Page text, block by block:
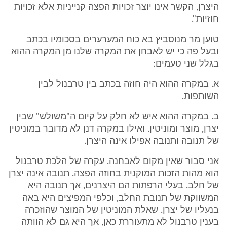
היצרן, הקשר אינו יוצר זכויות הפצה קנייניות אלא זכויות
חוזיות".
טוען מר מנוסביץ בא כוח המערערים בסכומיו בכתב
ובעל פה כי יש לאבחן את המקרה שלנו מן המקרה ההוא
בגלל שני טעמים:
א. במקרה ההוא היה חוזה בכתב בין טרבנול לבין
השותפות.
ב. במקרה ההוא איש לא חלק על קיום ה"משולש" שבין
יצרן, מוצר ומוניטין. ואילו במקרה דנן לא מדובר במוניטין
של תנובה ותנובה אפילו אינה היצרן.
אני סבור שאין מקום לאבחנה. עקרה של הלכת טרבנול
הוא מהות הזכות המוקנית בחוזה הפצה. תנובה אינה יצרן
של חלב. בעלי הרפתות הם היצרנים, אך תנובה היא
המשווקת של תנובת החלב, וכלפי המפיצים היא באה
בנעליו של יצרן. שאלת המוניטין של המוצר שהוזכרה
בענין טרבנול לא מתעוררת כאן, אך היא גם לא הוותה